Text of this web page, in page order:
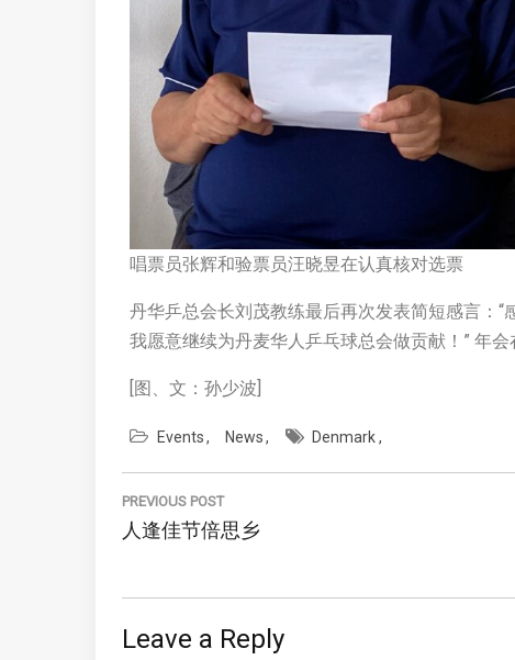
唱票员张辉和验票员汪晓昱在认真核对选票
丹华乒总会长刘茂教练最后再次发表简短感言：
我愿意继续为丹麦华人乒乓球总会做贡献！” 年会
[图、文：孙少波]
Events News Denmark
Post
navigation
PREVIOUS POST
Previous
人逢佳节倍思乡
Leave a Reply